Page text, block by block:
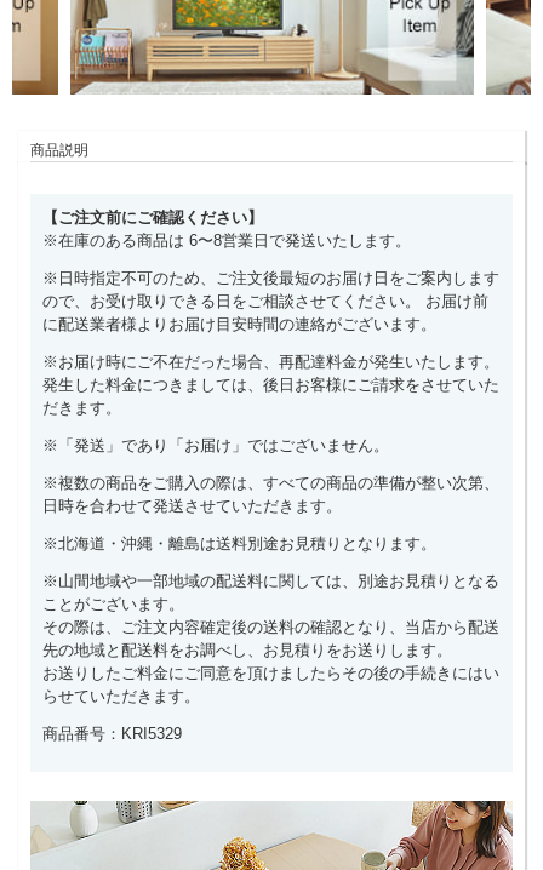
商品説明
【ご注文前にご確認ください】
※在庫のある商品は 6〜8営業日で発送いたします。
※日時指定不可のため、ご注文後最短のお届け日をご案内します
ので、お受け取りできる日をご相談させてください。 お届け前
に配送業者様よりお届け目安時間の連絡がございます。
※お届け時にご不在だった場合、再配達料金が発生いたします。
発生した料金につきましては、後日お客様にご請求をさせていた
だきます。
※「発送」であり「お届け」ではございません。
※複数の商品をご購入の際は、すべての商品の準備が整い次第、
日時を合わせて発送させていただきます。
※北海道・沖縄・離島は送料別途お見積りとなります。
※山間地域や一部地域の配送料に関しては、別途お見積りとなる
ことがございます。
その際は、ご注文内容確定後の送料の確認となり、当店から配送
先の地域と配送料をお調べし、お見積りをお送りします。
お送りしたご料金にご同意を頂けましたらその後の手続きにはい
らせていただきます。
商品番号：KRI5329